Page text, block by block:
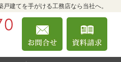
建てを手がける工務店なら当社へ。
0120-39-8370
営業時間8:00～18:00 定休日